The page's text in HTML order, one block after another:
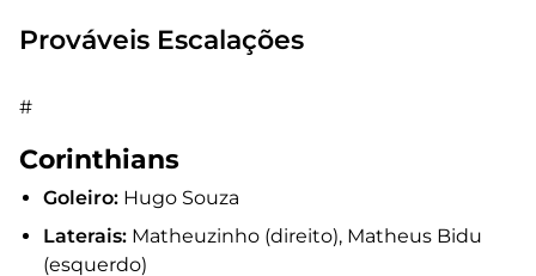
Prováveis Escalações
#
Corinthians
Goleiro: Hugo Souza
Laterais: Matheuzinho (direito), Matheus Bidu
(esquerdo)